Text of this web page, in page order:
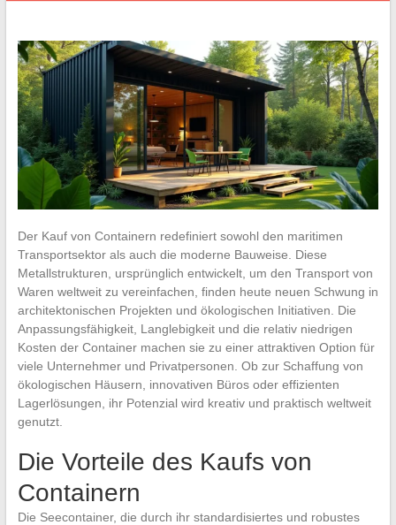
Der Kauf von Containern redefiniert sowohl den maritimen
Transportsektor als auch die moderne Bauweise. Diese
Metallstrukturen, ursprünglich entwickelt, um den Transport von
Waren weltweit zu vereinfachen, finden heute neuen Schwung in
architektonischen Projekten und ökologischen Initiativen. Die
Anpassungsfähigkeit, Langlebigkeit und die relativ niedrigen
Kosten der Container machen sie zu einer attraktiven Option für
viele Unternehmer und Privatpersonen. Ob zur Schaffung von
ökologischen Häusern, innovativen Büros oder effizienten
Lagerlösungen, ihr Potenzial wird kreativ und praktisch weltweit
genutzt.
Die Vorteile des Kaufs von
Containern
Die Seecontainer, die durch ihr standardisiertes und robustes